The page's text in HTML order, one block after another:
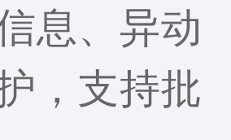
息、异动
，支持批